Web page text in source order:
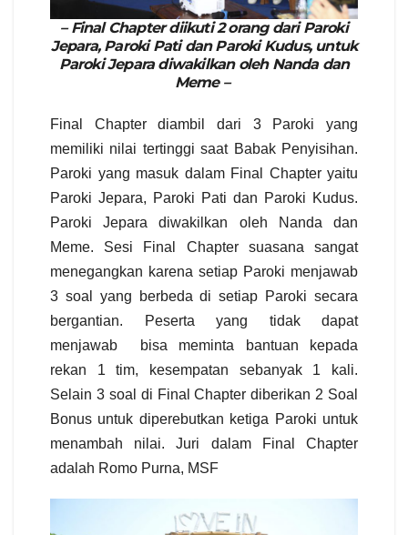
– Final Chapter diikuti 2 orang dari Paroki
Jepara, Paroki Pati dan Paroki Kudus, untuk
Paroki Jepara diwakilkan oleh Nanda dan
Meme –
Final Chapter diambil dari 3 Paroki yang
memiliki nilai tertinggi saat Babak Penyisihan.
Paroki yang masuk dalam Final Chapter yaitu
Paroki Jepara, Paroki Pati dan Paroki Kudus.
Paroki Jepara diwakilkan oleh Nanda dan
Meme. Sesi Final Chapter suasana sangat
menegangkan karena setiap Paroki menjawab
3 soal yang berbeda di setiap Paroki secara
bergantian. Peserta yang tidak dapat
menjawab
bisa meminta bantuan kepada
rekan 1 tim, kesempatan sebanyak 1 kali.
Selain 3 soal di Final Chapter diberikan 2 Soal
Bonus untuk diperebutkan ketiga Paroki untuk
menambah nilai. Juri dalam Final Chapter
adalah Romo Purna, MSF